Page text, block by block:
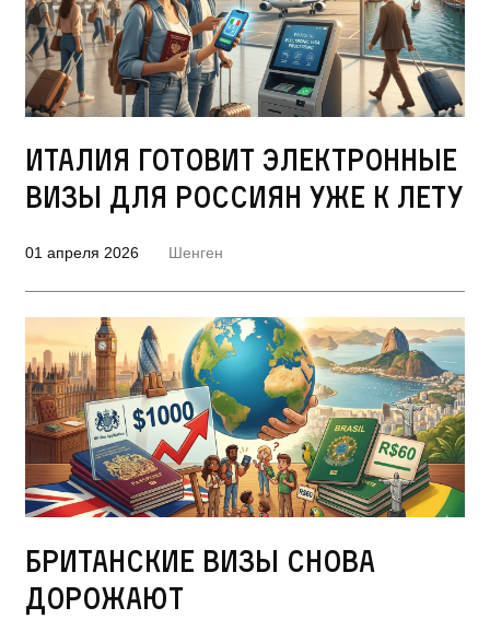
Италия готовит электронные
визы для россиян уже к лету
01 апреля 2026 Шенген
Британские визы снова
дорожают